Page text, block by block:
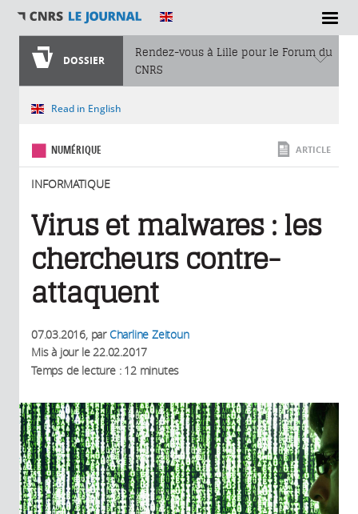
SECTIONS
DOSSIER
Rendez-vous à Lille pour le Forum du
CNRS
Vous êtes ici
Read in English
NUMÉRIQUE
INFORMATIQUE
ARTICLE
Virus et malwares : les
chercheurs contre-
attaquent
07.03.2016, parCharline Zeitoun
Mis à jour le22.02.2017
Temps de lecture : 12 minutes